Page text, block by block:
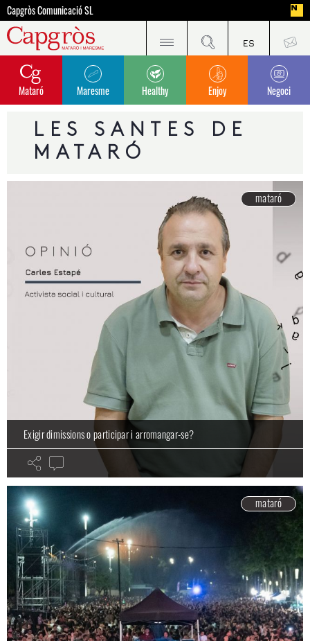
Capgròs Comunicació SL
Mataró Maresme Healthy Enjoy Negoci
LES SANTES DE
MATARÓ
mataró
Exigir dimissions o participar i arromangar-se?
mataró